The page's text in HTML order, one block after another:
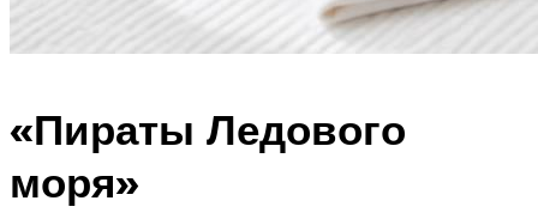
«Пираты Ледового
моря»